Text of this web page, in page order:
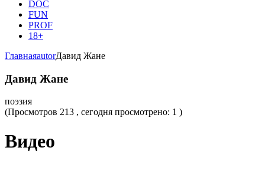
DOC
FUN
PROF
18+
ГлавнаяautorДавид Жане
Давид Жане
поэзия
(Просмотров 213 , сегодня просмотрено: 1 )
Видео